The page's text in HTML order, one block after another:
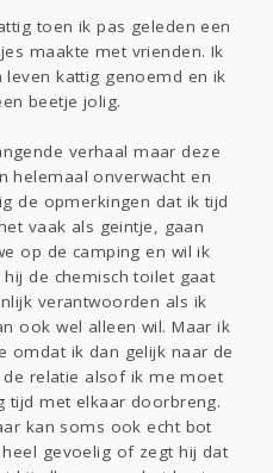
toen ik pas geleden een
maakte met vrienden. Ik
kattig genoemd en ik
beetje jolig.
verhaal maar deze
helemaal onverwacht en
de opmerkingen dat ik tijd
vaak als geintje, gaan
op de camping en wil ik
de chemisch toilet gaat
verantwoorden als ik
ook wel alleen wil. Maar ik
omdat ik dan gelijk naar de
relatie alsof ik me moet
tijd met elkaar doorbreng.
kan soms ook echt bot
gevoelig of zegt hij dat